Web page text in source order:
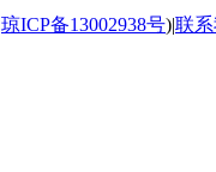
琼ICP备13002938号)|联